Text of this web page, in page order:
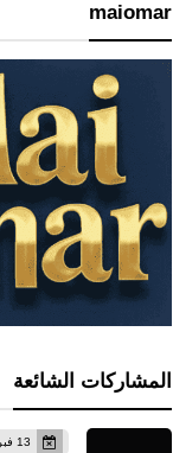
maiomar
المشاركات الشائعة
13 فبراير 2020